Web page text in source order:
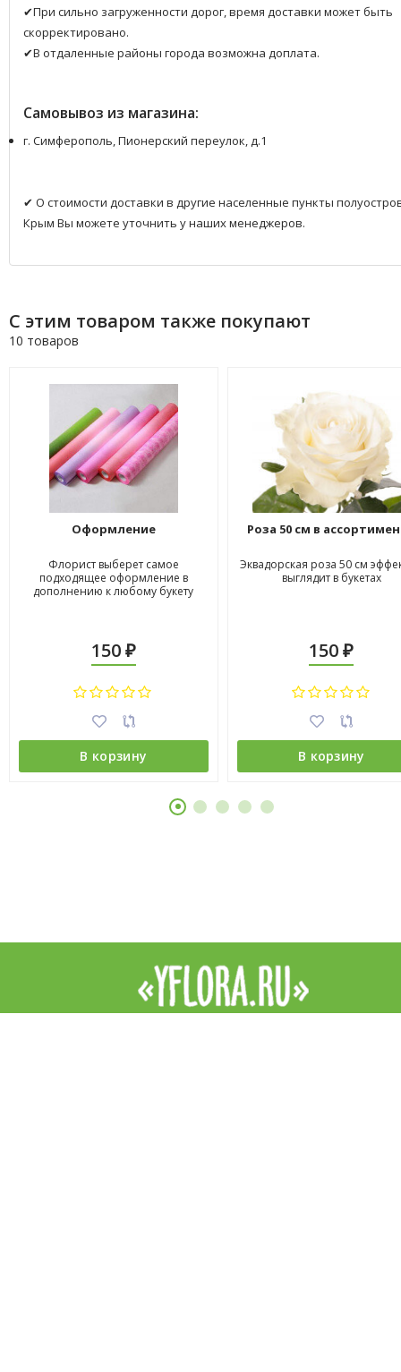
✔При сильно загруженности дорог, время доставки может быть
скорректировано.
✔В отдаленные районы города возможна доплата.
Самовывоз из магазина:
г. Симферополь, Пионерский переулок, д.1
✔ О стоимости доставки в другие населенные пункты
Крым Вы можете уточнить у наших менеджеров.
С этим товаром также покупают
10 товаров
Оформление
Флорист выберет самое
подходящее оформление в
дополнению к любому букету
150 ₽
В корзину
Роза 50 см в
Эквадорская роза 50 см
выглядит в букетах
150₽
В корзину